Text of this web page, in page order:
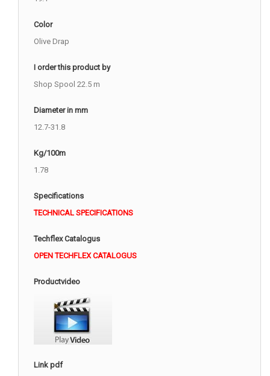
Color
Olive Drap
I order this product by
Shop Spool 22.5 m
Diameter in mm
12.7-31.8
Kg/100m
1.78
Specifications
TECHNICAL SPECIFICATIONS
Techflex Catalogus
OPEN TECHFLEX CATALOGUS
Productvideo
Link pdf